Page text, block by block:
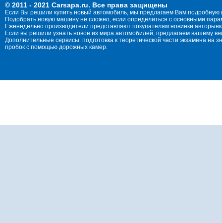
© 2011 - 2021 Carsapa.ru. Все права защищены
Если Вы решили купить новый автомобиль, мы предлагаем Вам
Подобрать новую машину не сложно, если определиться с основными
Еженедельно производители представляют покупателям новинки
Если вы решили узнать новое из мира автомобилей, предлагаем вашему
Дополнительные сервисы: подготовка к теоретической части экзамена
пробок с помощью дорожных камер.